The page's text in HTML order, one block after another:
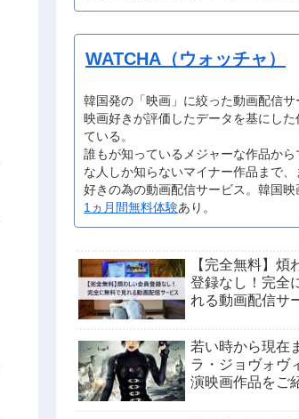
WATCHA（ウォッチャ）
韓国発の「映画」に絞った動画配信サ
映画好きが評価したデータを基にした
ている。
誰もが知っているメジャーな作品から
な人しか知らないマイナー作品まで
好きの為の動画配信サービス。韓国映
1ヵ月間無料体験あり。
【完全無料】煩
登録なし！完全
れる動画配信サ
若い時から現在
ラ・ジョヴォヴ
演映画作品をご